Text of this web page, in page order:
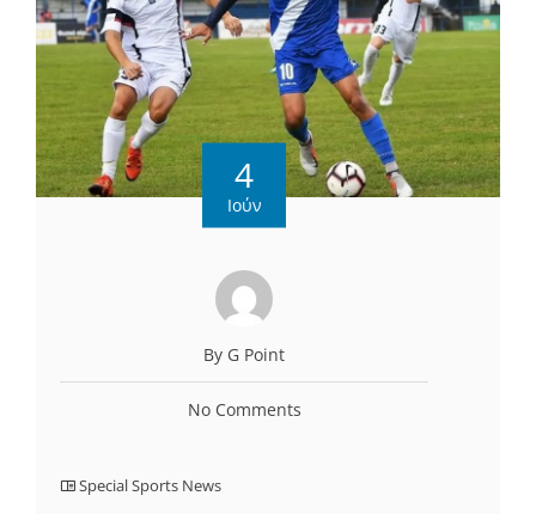
4
Ιούν
By G Point
No Comments
Special Sports News